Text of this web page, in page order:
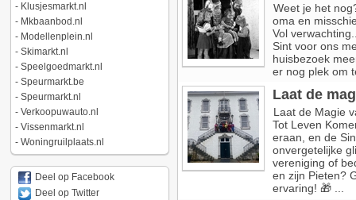
- Klusjesmarkt.nl
- Mkbaanbod.nl
- Modellenplein.nl
- Skimarkt.nl
- Speelgoedmarkt.nl
- Speurmarkt.be
- Speurmarkt.nl
- Verkoopuwauto.nl
- Vissenmarkt.nl
- Woningruilplaats.nl
Deel op Facebook
Deel op Twitter
Weet je het
oma en
Vol
Sint voor ons
huisbezoek
er nog plek om
Laat de
Laat de Magie
Tot Leven
eraan, en de
onvergetelijke
vereniging of
en zijn Pieten?
ervaring! 🎁 ...